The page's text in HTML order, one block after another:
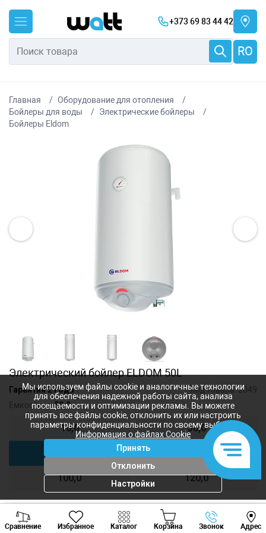
+373 69 83 44 42
RO
Главная
Оборудование для отопления
Бойлеры для воды
Электрические бойлеры
Бойлеры Eldom
Электрический бойлер ELDOM 50L
Гарантия 2 года Код товара:2049
Емкость, л:50,0
10,0 30,0
100,0 120,0
3 763 лей
Сравнение Избранное Каталог Корзина Звонок Адрес
Viber Whatsapp
Мы используем файлы cookie и аналогичные технологии
для обеспечения надежной работы сайта, анализа
посещаемости и оптимизации рекламы. Вы можете
принять все файлы cookie, отклонить их или настроить
параметры конфиденциальности по своему выбору.
Информация о файлах Cookie
Принять
Отклонить
Настройки